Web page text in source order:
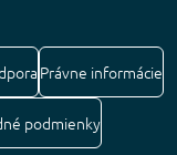
Právne informácie
podmienky